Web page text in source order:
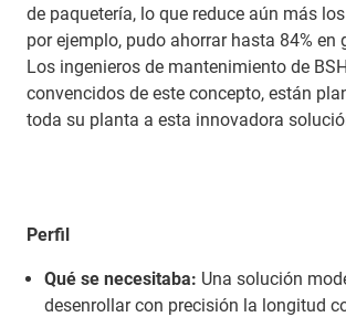
de paquetería, lo que reduce aún más
por ejemplo, pudo ahorrar hasta 84% en
Los ingenieros de mantenimiento de
convencidos de este concepto, están
toda su planta a esta innovadora
Perfil
Qué se necesitaba: Una solución
desenrollar con precisión la longitud